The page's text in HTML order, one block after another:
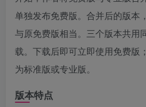
单独发布免费版。合并后的版本
与原免费版相当。三个版本共用
载。下载后即可立即使用免费版
为标准版或专业版。
版本特点